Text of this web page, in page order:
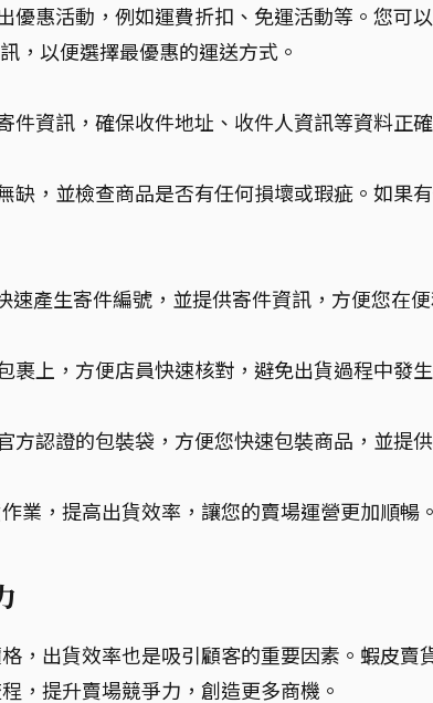
優惠活動，例如運費折扣、免運活動等。您可
，以便選擇最優惠的運送方式。
件資訊，確保收件地址、收件人資訊等資料正
缺，並檢查商品是否有任何損壞或瑕疵。如果
速產生寄件編號，並提供寄件資訊，方便您在
裹上，方便店員快速核對，避免出貨過程中發
方認證的包裝袋，方便您快速包裝商品，並提
業，提高出貨效率，讓您的賣場運營更加順暢。
，出貨效率也是吸引顧客的重要因素。蝦皮賣
，提升賣場競爭力，創造更多商機。